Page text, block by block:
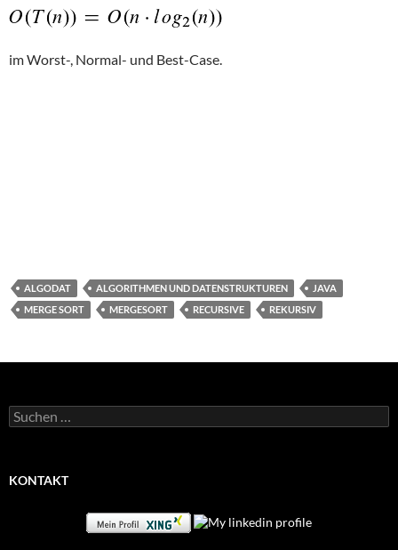
im Worst-, Normal- und Best-Case.
ALGODAT ALGORITHMEN UND DATENSTRUKTUREN
JAVA
MERGE SORT
MERGESORT RECURSIVE REKURSIV
Suchen
nach:
KONTAKT